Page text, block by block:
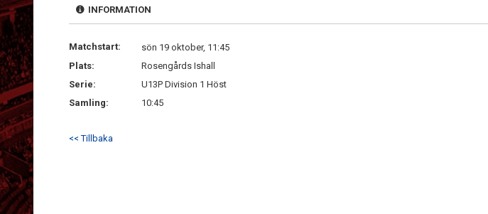
INFORMATION
Matchstart:
sön 19 oktober, 11:45
Plats:
Rosengårds Ishall
Serie:
U13P Division 1 Höst
Samling:
10:45
<< Tillbaka